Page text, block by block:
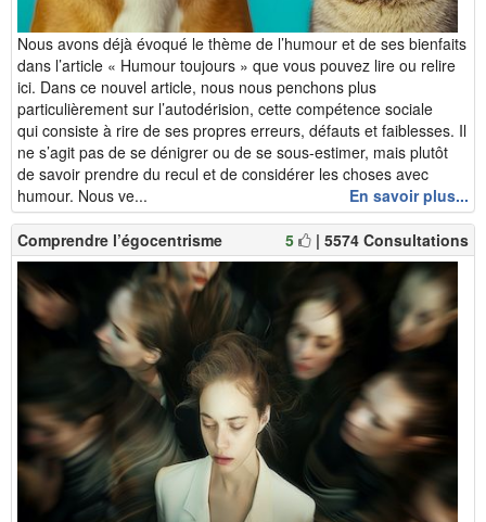
Nous avons déjà évoqué le thème de l’humour et de ses bienfaits
dans l’article « Humour toujours » que vous pouvez lire ou relire
ici. Dans ce nouvel article, nous nous penchons plus
particulièrement sur l’autodérision, cette compétence sociale
qui consiste à rire de ses propres erreurs, défauts et faiblesses. Il
ne s’agit pas de se dénigrer ou de se sous-estimer, mais plutôt
de savoir prendre du recul et de considérer les choses avec
humour. Nous ve...
En savoir plus...
Comprendre l’égocentrisme 5 | 5574 Consultations